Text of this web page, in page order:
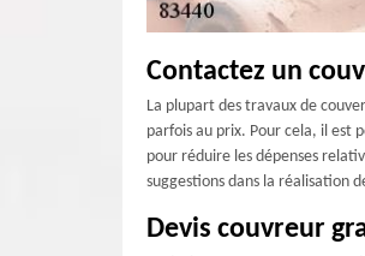
Contactez un
La plupart des travaux de
parfois au prix. Pour cela, il est
pour réduire les dépenses
suggestions dans la réalisation
Devis couvreur